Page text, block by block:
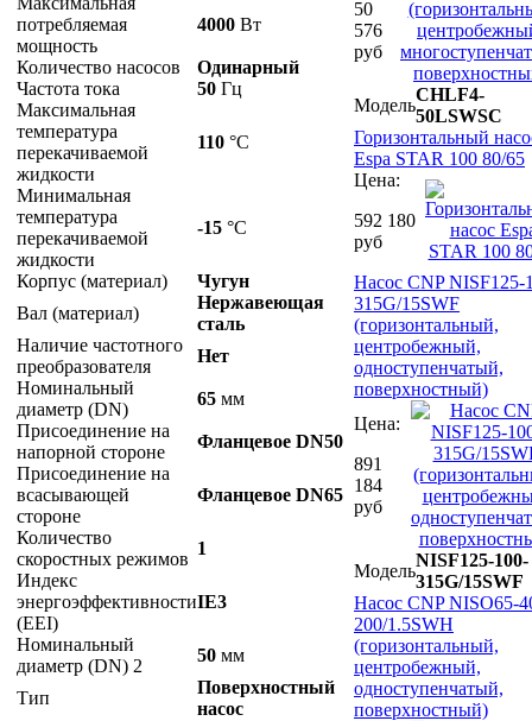
потребляемая
мощность
4000 Вт
Количество насосов
Одинарный
Частота тока
50 Гц
Максимальная
температура
перекачиваемой
жидкости
110 °С
Минимальная
температура
перекачиваемой
жидкости
-15 °С
Корпус (материал)
Чугун
Вал (материал)
Нержавеющая
сталь
Наличие частотного
преобразователя
Нет
Номинальный
диаметр (DN)
65 мм
Присоединение на
напорной стороне
Фланцевое DN50
Присоединение на
всасывающей
стороне
Фланцевое DN65
Количество
скоростных режимов
1
Индекс
энергоэффективности
(EEI)
IE3
Номинальный
диаметр (DN) 2
50 мм
Тип
Поверхностный
насос
50
576
руб
Модель
CHLF4-
50LSWSC
Горизонтальный
Espa STAR 100 80/65
Цена:
592 180
руб
Насос CNP NISF125-
315G/15SWF
(горизонтальный,
центробежный,
одноступенчатый,
поверхностный)
Цена:
891
184
руб
Модель
NISF125-100-
315G/15SWF
Насос CNP NISO65-
200/1.5SWH
(горизонтальный,
центробежный,
одноступенчатый,
поверхностный)